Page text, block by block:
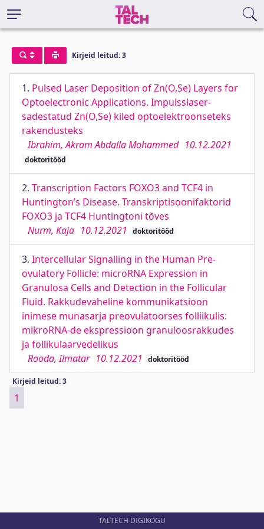
Kirjeid leitud: 3
1. Pulsed Laser Deposition of Zn(O,Se) Layers for
Optoelectronic Applications. Impulsslaser-
sadestatud Zn(O,Se) kiled optoelektroonseteks
rakendusteks
Ibrahim, Akram Abdalla Mohammed 10.12.2021
doktoritööd
2. Transcription Factors FOXO3 and TCF4 in
Huntington’s Disease. Transkriptisoonifaktorid
FOXO3 ja TCF4 Huntingtoni tõves
Nurm, Kaja 10.12.2021 doktoritööd
3. Intercellular Signalling in the Human Pre-
ovulatory Follicle: microRNA Expression in
Granulosa Cells and Detection in the Follicular
Fluid. Rakkudevaheline kommunikatsioon
inimese munasarja preovulatoorses folliikulis:
mikroRNA-de ekspressioon granuloosrakkudes
ja follikulaarvedelikus
Rooda, Ilmatar 10.12.2021 doktoritööd
Kirjeid leitud: 3
1
TALTECH DIGIKOGU